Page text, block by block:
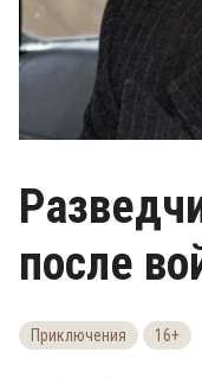
после
Приключения 16+